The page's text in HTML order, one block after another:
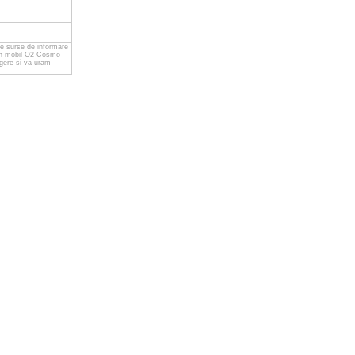
surse de informare
mobil O2 Cosmo
si va uram